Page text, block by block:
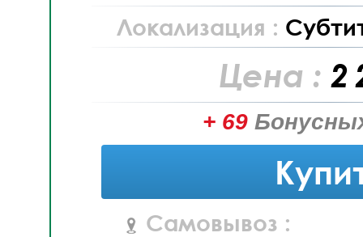
Локализация :
Цена : 2
+ 69
Самовывоз :